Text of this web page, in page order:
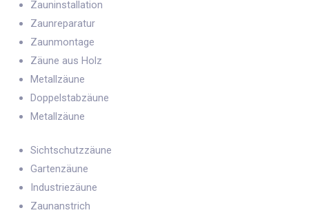
Zauninstallation
Zaunreparatur
Zaunmontage
Zäune aus Holz
Metallzäune
Doppelstabzäune
Metallzäune
Sichtschutzzäune
Gartenzäune
Industriezäune
Zaunanstrich